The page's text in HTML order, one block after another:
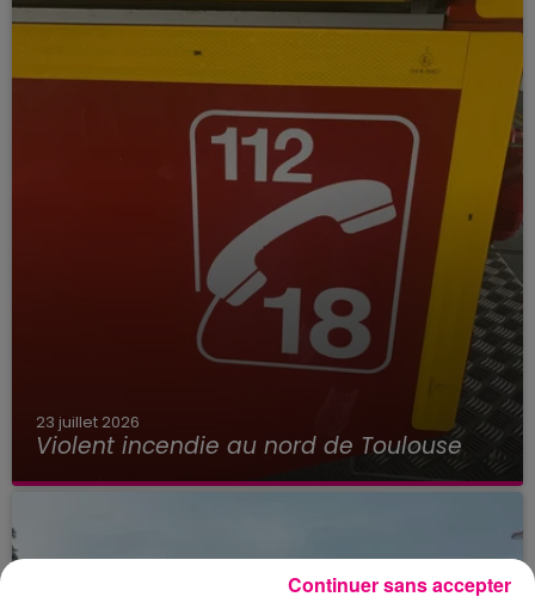
23 juillet 2026
Violent incendie au nord de Toulouse
Continuer sans accepter